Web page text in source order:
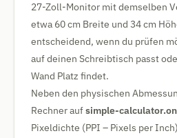
27-Zoll-Monitor mit demselben
etwa 60 cm Breite und 34 cm
entscheidend, wenn du prüfen
auf deinen Schreibtisch passt
Wand Platz findet.
Neben den physischen
Rechner aufsimple-
Pixeldichte (PPI – Pixels per